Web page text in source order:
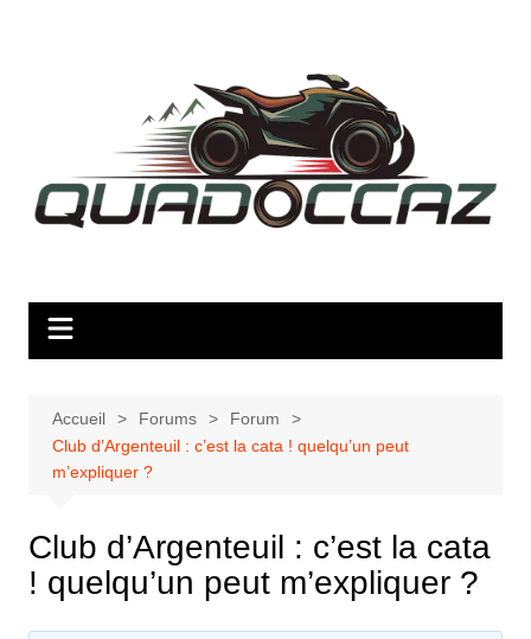
Accueil Forums
Forum
Club d’Argenteuil : c’est la cata ! quelqu’un peut
m’expliquer ?
Club d’Argenteuil : c’est la cata
! quelqu’un peut m’expliquer ?